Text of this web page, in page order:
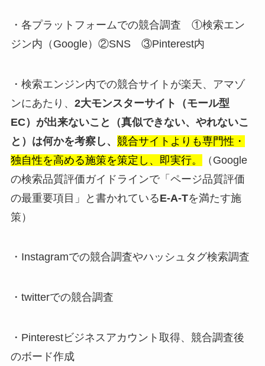
・各プラットフォームでの競合調査 ①検索エン
ジン内（Google）②SNS ③Pinterest内
・検索エンジン内での競合サイトが楽天、アマゾ
ンにあたり、 2大モンスターサイト（モール型
EC）が出来ないこと（真似できない、やれないこ
と）は何かを考察し、 競合サイトよりも専門性・
独自性を高める施策を策定し、即実行。
（Google
の検索品質評価ガイドラインで「ページ品質評価
の最重要項目」と書かれているE-A-Tを満たす施
策）
・Instagramでの競合調査やハッシュタグ検索調査
・twitterでの競合調査
・Pinterestビジネスアカウント取得、競合調査後
のボード作成